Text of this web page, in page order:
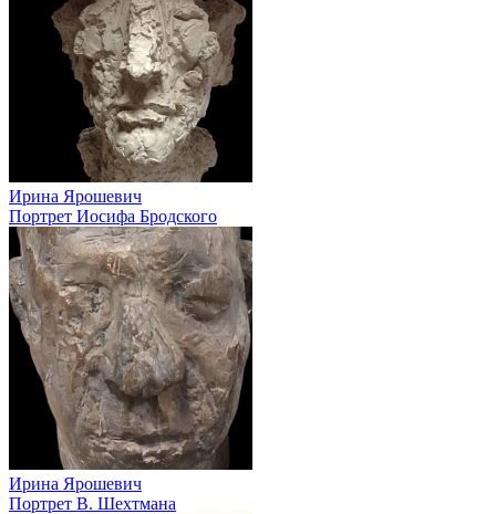
Ирина Ярошевич
Портрет Иосифа Бродского
Ирина Ярошевич
Портрет В. Шехтмана